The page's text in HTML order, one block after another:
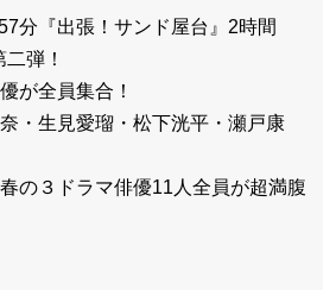
分『出張！サンド屋台』2時間
弾！
が全員集合！
・生見愛瑠・松下洸平・瀬戸康
の３ドラマ俳優11人全員が超満腹